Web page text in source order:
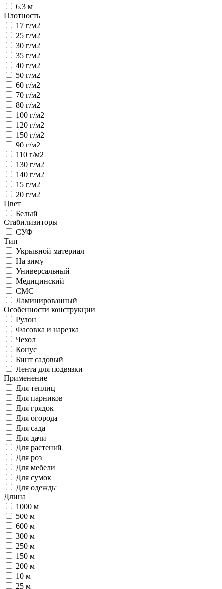
6.3 м
Плотность
17 г/м2
25 г/м2
30 г/м2
35 г/м2
40 г/м2
50 г/м2
60 г/м2
70 г/м2
80 г/м2
100 г/м2
120 г/м2
150 г/м2
90 г/м2
110 г/м2
130 г/м2
140 г/м2
15 г/м2
20 г/м2
Цвет
Белый
Стабилизиторы
СУФ
Тип
Укрывной материал
На зиму
Универсальный
Медицинский
СМС
Ламинированный
Особенности конструкции
Рулон
Фасовка и нарезка
Чехол
Конус
Бинт садовый
Лента для подвязки
Применение
Для теплиц
Для парников
Для грядок
Для огорода
Для сада
Для дачи
Для растений
Для роз
Для мебели
Для сумок
Для одежды
Длина
1000 м
500 м
600 м
300 м
250 м
150 м
200 м
10 м
25 м